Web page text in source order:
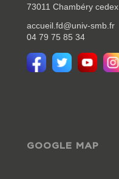
73011 Chambéry cedex
accueil.fd@univ-smb.fr
04 79 75 85 34
GOOGLE MAP